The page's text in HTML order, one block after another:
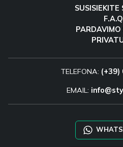
SUSISIEKITE
PARDAVIMO
TELEFONA: (+39)
EMAIL: